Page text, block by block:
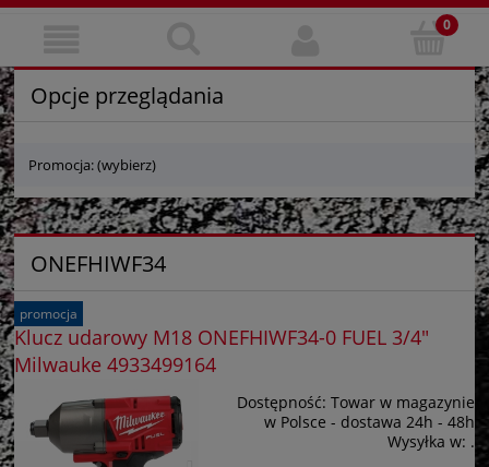
Opcje przeglądania
Promocja: (wybierz)
ONEFHIWF34
Klucz udarowy M18 ONEFHIWF34-0 FUEL 3/4"
Milwauke 4933499164
Dostępność: Towar w magazynie
w Polsce - dostawa 24h - 48h
Wysyłka w: .
promocja